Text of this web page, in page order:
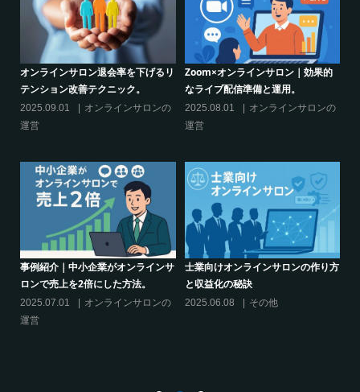
シリーズ連載【運営者のお悩み解
決】ココがポイント！リスキリング
サロン運営必須3箇条
2025.03.27
オンラインサロンでの”学び”がこれ
からのリスキリングを先導すると言
えるこれだけの”理由”
2025.02.27
シリーズ連載【運営者のお悩み解
決】～現存のオンラインサロンをリ
スキリングに活用するには？
クリエイター系オンラインサロンの
話題席巻-”マッシュル”について調べ